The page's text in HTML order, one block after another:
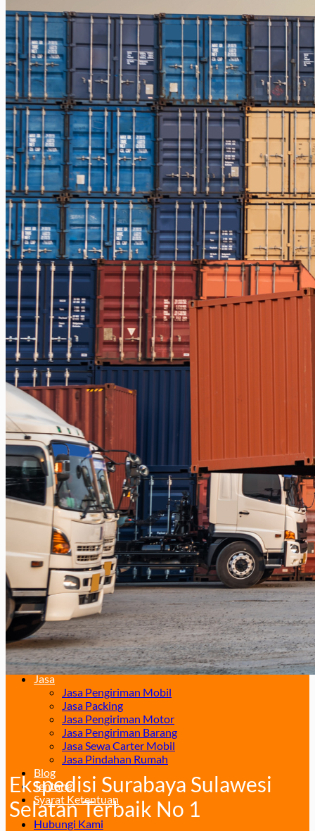
Jakarta – Gorontalo
Jakarta – Samarinda
Makassar
Makassar – Balikpapan
Makassar – Samarinda
Makassar – Ambon
Makassar – Halmahera Tengah
Makassar – Manado
Makassar – Ternate
Makassar – Biak
Makassar – Timika
Makassar – Fakfak
Makassar – Tual
Makassar – Jayapura
Makassar – Kaimana
Makassar – Sorong
Makassar – Manokwari
Makassar – Merauke
Makassar – Nabire
Makassar – Papua
Makassar – Serui
Balikpapan
Balikpapan – Makassar
Balikpapan – Papua
Balikpapan – Ternate
Balikpapan – Kendari
Balikpapan – Surabaya
Balikpapan – Semarang
Balikpapan – Manado
Balikpapan – Jakarta
Balikpapan – Bali
Samarinda
Samarinda – Kendari
Samarinda – Makassar
Surabaya
Surabaya – Tenggarong
Surabaya – Grogot
Surabaya – Sangatta
Surabaya – Tanjung Selor
Surabaya – Berau
Surabaya – Tarakan
Surabaya – Malinau
Surabaya – Bontang
Surabaya – Gorontalo
Surabaya – Kendari
Surabaya – Samarinda
Surabaya – Balikpapan
Surabaya – Manado
Surabaya – Palu
Surabaya – Makassar
Jasa
Jasa Pengiriman Mobil
Jasa Packing
Jasa Pengiriman Motor
Jasa Pengiriman Barang
Jasa Sewa Carter Mobil
Jasa Pindahan Rumah
Blog
Tentang
Syarat Ketentuan
Hubungi Kami
Ekspedisi Surabaya Sulawesi
Selatan Terbaik No 1